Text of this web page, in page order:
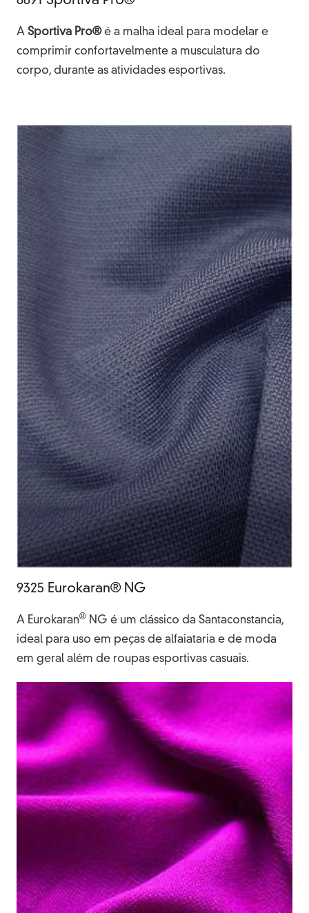
A Sportiva Pro®é a malha ideal para modelar e
comprimir confortavelmente a musculatura do
corpo, durante as atividades esportivas.
9325 Eurokaran® NG
A Eurokaran® NG é um clássico da Santaconstancia,
ideal para uso em peças de alfaiataria e de moda
em geral além de roupas esportivas casuais.